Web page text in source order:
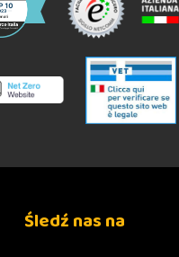
Śledź nas na